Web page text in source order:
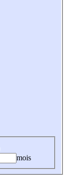
mois